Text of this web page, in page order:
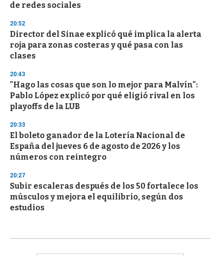
de redes sociales
20:52
Director del Sinae explicó qué implica la alerta
roja para zonas costeras y qué pasa con las
clases
20:43
"Hago las cosas que son lo mejor para Malvín":
Pablo López explicó por qué eligió rival en los
playoffs de la LUB
20:33
El boleto ganador de la Lotería Nacional de
España del jueves 6 de agosto de 2026 y los
números con reintegro
20:27
Subir escaleras después de los 50 fortalece los
músculos y mejora el equilibrio, según dos
estudios